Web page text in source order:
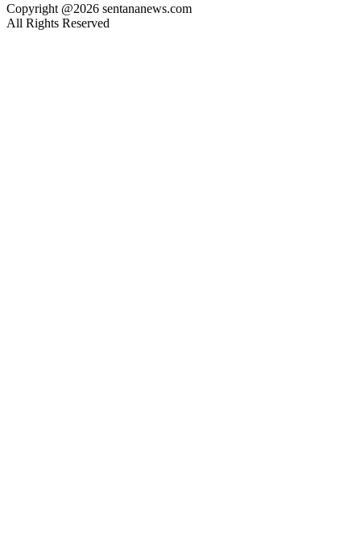
Copyright @2026 sentananews.com
All Rights Reserved